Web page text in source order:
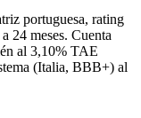
portuguesa, rating
24 meses. Cuenta
al 3,10% TAE
(Italia, BBB+) al